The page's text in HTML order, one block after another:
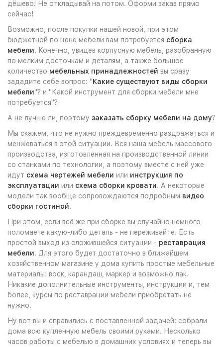
дёшево! Не откладывай на потом. Оформи заказ прямо
сейчас!
Возможно, после покупки нашей новой, при этом
бюджетной по цене мебели вам потребуется сборка
мебели. Конечно, увидев корпусную мебель, разобранную
по мелким досточкам и деталям, а также большое
количество мебельных принадлежностей вы сразу
зададите себе вопрос: "Какие существуют виды сборки
мебели"? и "Какой инструмент для сборки мебели мне
потребуется"?
А не лучше ли, поэтому заказать сборку мебели на дому?
Мы скажем, что не нужно преждевременно раздражаться и
менжеваться в этой ситуации. Вся наша мебель массового
производства, изготовленная на производственной линии
со станками по технологии, а поэтому вместе с ней уже
идут схема чертежей мебели или инструкция по
эксплуатации или схема сборки кровати. А некоторые
модели так вообще сопровождаются подробным видео
сборки гостиной.
При этом, если всё же при сборке вы случайно немного
поломаете какую-либо деталь - не переживайте. Есть
простой выход из сложившейся ситуации - реставрация
мебели. Для этого будет достаточно в ближайшем
хозяйственном магазине у дома купить простые мебельные
материалы: воск, карандаш, маркер и возможно лак.
Никакие дополнительные инструменты, инструкции и, тем
более, курсы по реставрации мебели приобретать не
нужно.
Ну вот вы и справились с поставленной задачей: собрали
дома всю купленную мебель своими руками. Несколько
часов работы с мебелью в домашних условиях и теперь вы